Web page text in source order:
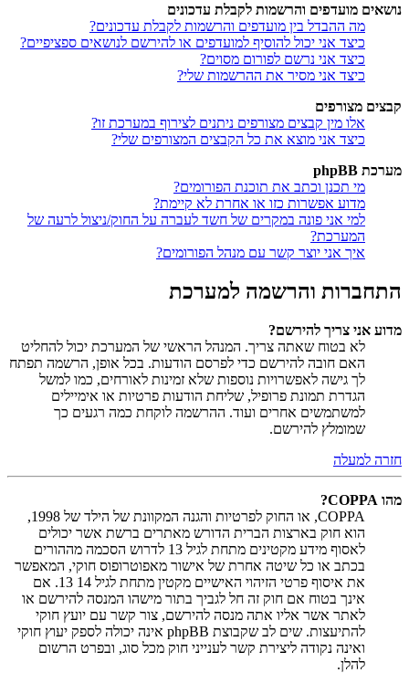
נושאים מועדפים והרשמות לקבלת עדכונים
מה ההבדל בין מועדפים והרשמות לקבלת עדכונים?
כיצד אני יכול להוסיף למועדפים או להירשם לנושאים ספציפיים?
כיצד אני נרשם לפורום מסוים?
כיצד אני מסיר את ההרשמות שלי?
קבצים מצורפים
אלו מין קבצים מצורפים ניתנים לצירוף במערכת זו?
כיצד אני מוצא את כל הקבצים המצורפים שלי?
מערכת phpBB
מי תכנן וכתב את תוכנת הפורומים?
מדוע אפשרות כזו או אחרת לא קיימת?
למי אני פונה במקרים של חשד לעברה על החוק/ניצול לרעה של
המערכת?
איך אני יוצר קשר עם מנהל הפורומים?
התחברות והרשמה למערכת
מדוע אני צריך להירשם?
לא בטוח שאתה צריך. המנהל הראשי של המערכת יכול להחליט
האם חובה להירשם כדי לפרסם הודעות. בכל אופן, הרשמה תפתח
לך גישה לאפשרויות נוספות שלא זמינות לאורחים, כמו למשל
הגדרת תמונת פרופיל, שליחת הודעות פרטיות או אימיילים
למשתמשים אחרים ועוד. ההרשמה לוקחת כמה רגעים כך
שמומלץ להירשם.
חזרה למעלה
מהו COPPA?
COPPA, או החוק לפרטיות והגנה המקוונת של הילד של 1998,
הוא חוק בארצות הברית הדורש מאתרים ברשת אשר יכולים
לאסוף מידע מקטינים מתחת לגיל 13 לדרוש הסכמה מההורים
בכתב או כל שיטה אחרת של אישור מאפוטרופוס חוקי, המאפשר
את איסוף פרטי הזיהוי האישיים מקטין מתחת לגיל 14 13. אם
אינך בטוח אם חוק זה חל לגביך בתור מישהו המנסה להירשם או
לאתר אשר אליו אתה מנסה להירשם, צור קשר עם יועץ חוקי
להתיעצות. שים לב שקבוצת phpBB אינה יכולה לספק יעוץ חוקי
ואינה נקודה ליצירת קשר לענייני חוק מכל סוג, ובפרט הרשום
להלן.